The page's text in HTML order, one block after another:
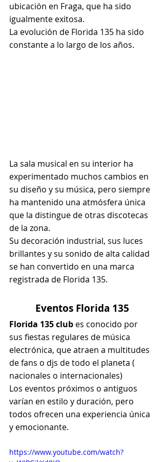
ubicación en Fraga, que ha sido
igualmente exitosa.
La evolución de Florida 135 ha sido
constante a lo largo de los años.
La sala musical en su interior ha
experimentado muchos cambios en
su diseño y su música, pero siempre
ha mantenido una atmósfera única
que la distingue de otras discotecas
de la zona.
Su decoración industrial, sus luces
brillantes y su sonido de alta calidad
se han convertido en una marca
registrada de Florida 135.
Eventos Florida 135
Florida 135 club es conocido por
sus fiestas regulares de música
electrónica, que atraen a multitudes
de fans o djs de todo el planeta (
nacionales o internacionales)
Los eventos próximos o antiguos
varían en estilo y duración, pero
todos ofrecen una experiencia única
y emocionante.
https://www.youtube.com/watch?